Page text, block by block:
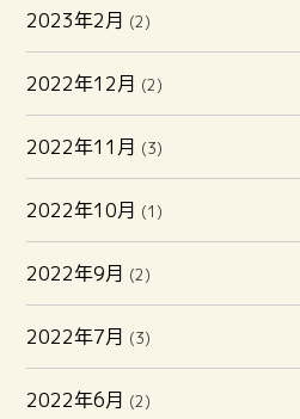
2023年2月 (2)
2022年12月 (2)
2022年11月 (3)
2022年10月 (1)
2022年9月 (2)
2022年7月 (3)
2022年6月 (2)